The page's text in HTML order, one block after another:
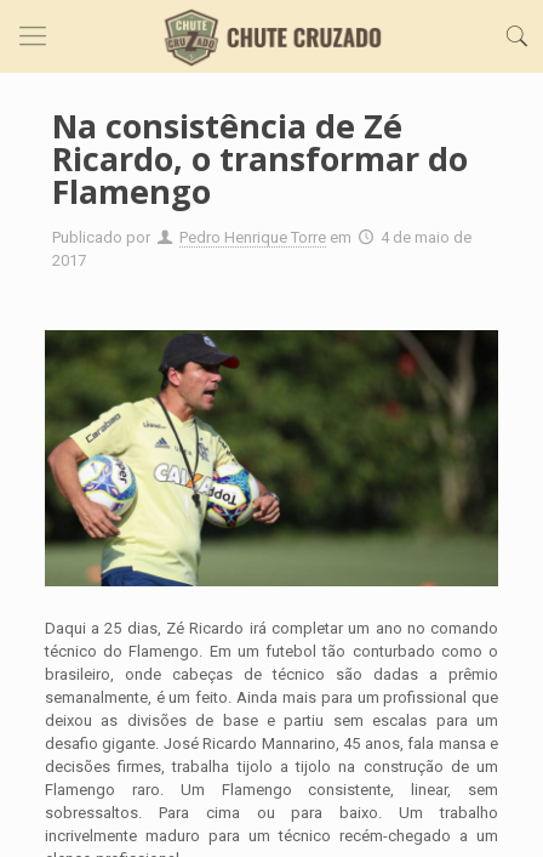
Na consistência de Zé
Ricardo, o transformar do
Flamengo
Publicado por Pedro Henrique Torre em
4 de maio de
2017
Daqui a 25 dias, Zé Ricardo irá completar um ano no comando
técnico do Flamengo. Em um futebol tão conturbado como o
brasileiro, onde cabeças de técnico são dadas a prêmio
semanalmente, é um feito. Ainda mais para um profissional que
deixou as divisões de base e partiu sem escalas para um
desafio gigante. José Ricardo Mannarino, 45 anos, fala mansa e
decisões firmes, trabalha tijolo a tijolo na construção de um
Flamengo raro. Um Flamengo consistente, linear, sem
sobressaltos. Para cima ou para baixo. Um trabalho
incrivelmente maduro para um técnico recém-chegado a um